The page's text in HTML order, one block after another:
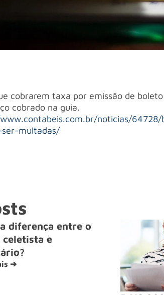
cobrarem taxa por emissão de
cobrado na guia.
noticias/
multadas/
diferença entre o
celetista e
➔